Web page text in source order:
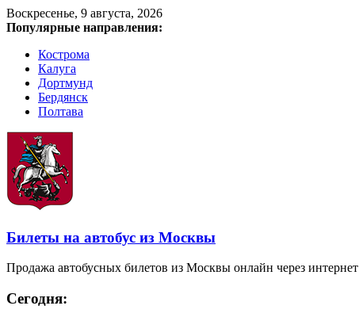
Воскресенье, 9 августа, 2026
Популярные направления:
Кострома
Калуга
Дортмунд
Бердянск
Полтава
Билеты на автобус из Москвы
Продажа автобусных билетов из Москвы онлайн через интернет
Сегодня: